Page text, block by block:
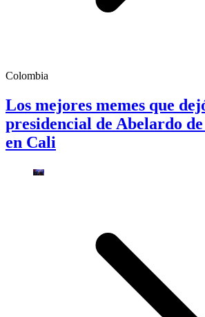
Colombia
Los mejores memes que
presidencial de Abelardo
en Cali